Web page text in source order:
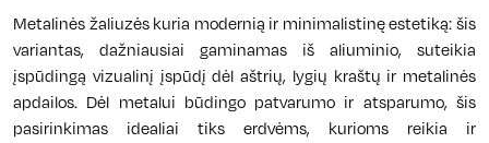
Metalinės žaliuzės kuria modernią ir minimalistinę estetiką: šis
variantas, dažniausiai gaminamas iš aliuminio, suteikia
įspūdingą vizualinį įspūdį dėl aštrių, lygių kraštų ir metalinės
apdailos. Dėl metalui būdingo patvarumo ir atsparumo, šis
pasirinkimas idealiai tiks erdvėms, kurioms reikia ir